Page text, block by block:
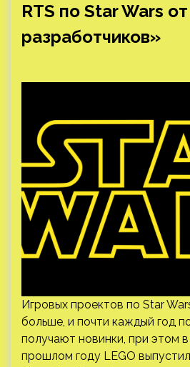
RTS по Star Wars
разработчиков»
Игровых проектов по Star
больше, и почти каждый год
получают новинки, при этом
прошлом году LEGO